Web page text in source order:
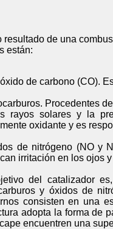
resultado de una
están:
de carbono (CO).
Procedentes
rayos solares y la
oxidante y es
de nitrógeno (NO y
irritación en los ojos
del catalizador
y óxidos de
consisten en una
adopta la forma de
encuentren una